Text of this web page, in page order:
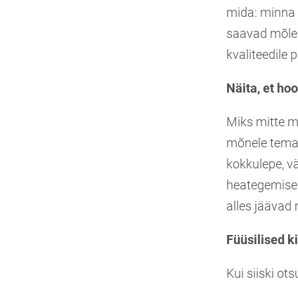
mida:
saavad
kvaliteedile
Näita, et
Miks mitte
mõnele
kokkulepe,
alles jäävad
Füüsilised
Kui siiski